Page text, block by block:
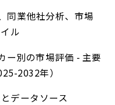
同業他社分析、市場
ル
ー別の市場評価 - 主要
2032年）
データソース